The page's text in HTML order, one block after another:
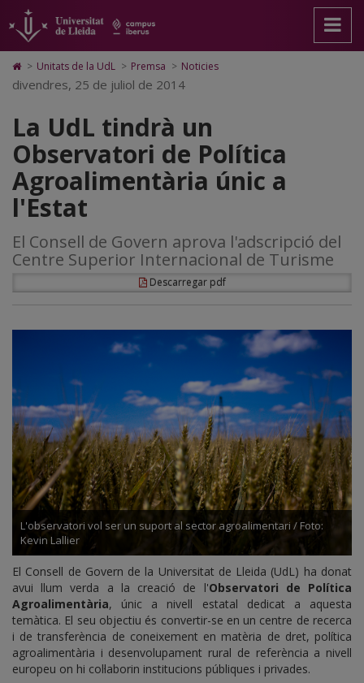
La
UdL
tindrà
un
Observatori
de
Política
Agroalimentària
únic
a
pàgina
principal.
Universitat
Lleida
contingut
principal
Mapa
Web.
Universitat
Cerca
Accessibilitat.
Universitat
Lleida
Icono
de
Home
a
la
página
de
inicio
> Unitats de la UdL > Premsa > Noticies
divendres, 25 de juliol de 2014
La UdL tindrà un
Observatori de Política
Agroalimentària únic a
l'Estat
El Consell de Govern aprova l'adscripció del
Centre Superior Internacional de Turisme
Descarregar pdf
L'observatori vol ser un suport al sector agroalimentari / Foto:
Kevin Lallier
El Consell de Govern de la Universitat de Lleida (UdL) ha donat
avui llum verda a la creació de l'Observatori de Política
Agroalimentària, únic a nivell estatal dedicat a aquesta
temàtica. El seu objectiu és convertir-se en un centre de recerca
i de transferència de coneixement en matèria de dret, política
agroalimentària i desenvolupament rural de referència a nivell
europeu on hi col·laborin institucions públiques i privades.